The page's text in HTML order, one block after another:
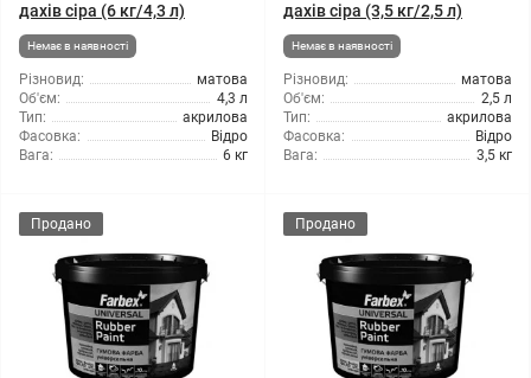
дахів сіра (6 кг/4,3 л)
Немає в наявності
Різновид:
матова
Об'єм:
4,3 л
Тип:
акрилова
Фасовка:
Відро
Вага:
6 кг
дахів сіра (3,5 кг/2,5 л)
Немає в наявності
Різновид:
матова
Об'єм:
2,5 л
Тип:
акрилова
Фасовка:
Відро
Вага:
3,5 кг
Продано Продано